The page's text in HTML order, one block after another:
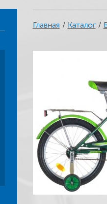
Главная / Каталог /